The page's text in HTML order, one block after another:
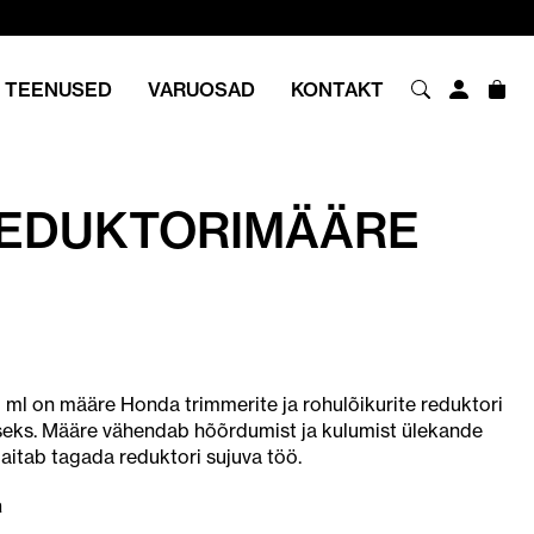
TEENUSED VARUOSAD KONTAKT
on määre Honda trimmerite ja rohulõikurite reduktori
Määre vähendab hõõrdumist ja kulumist ülekande
tagada reduktori sujuva töö.